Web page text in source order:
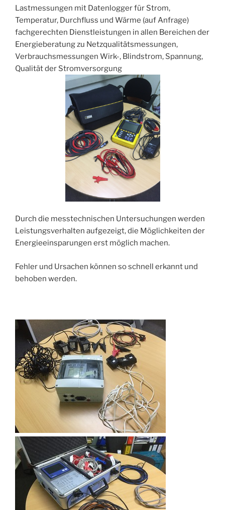
Lastmessungen mit Datenlogger für Strom,
Temperatur, Durchfluss und Wärme (auf Anfrage)
fachgerechten Dienstleistungen in allen Bereichen der
Energieberatung zu Netzqualitätsmessungen,
Verbrauchsmessungen Wirk-, Blindstrom, Spannung,
Qualität der Stromversorgung
Durch die messtechnischen Untersuchungen werden
Leistungsverhalten aufgezeigt, die Möglichkeiten der
Energieeinsparungen erst möglich machen.
Fehler und Ursachen können so schnell erkannt und
behoben werden.